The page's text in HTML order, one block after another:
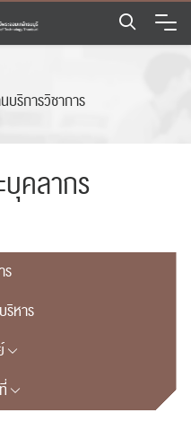
บริการวิชาการ
บุคลากร
ร
หาร